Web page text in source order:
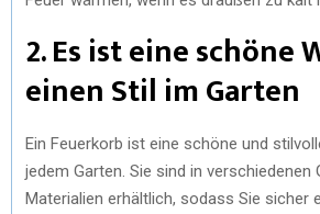
2. Es ist eine schöne
einen Stil im Garten
Ein Feuerkorb ist eine schöne und
jedem Garten. Sie sind in verschiedenen
Materialien erhältlich, sodass Sie sicher